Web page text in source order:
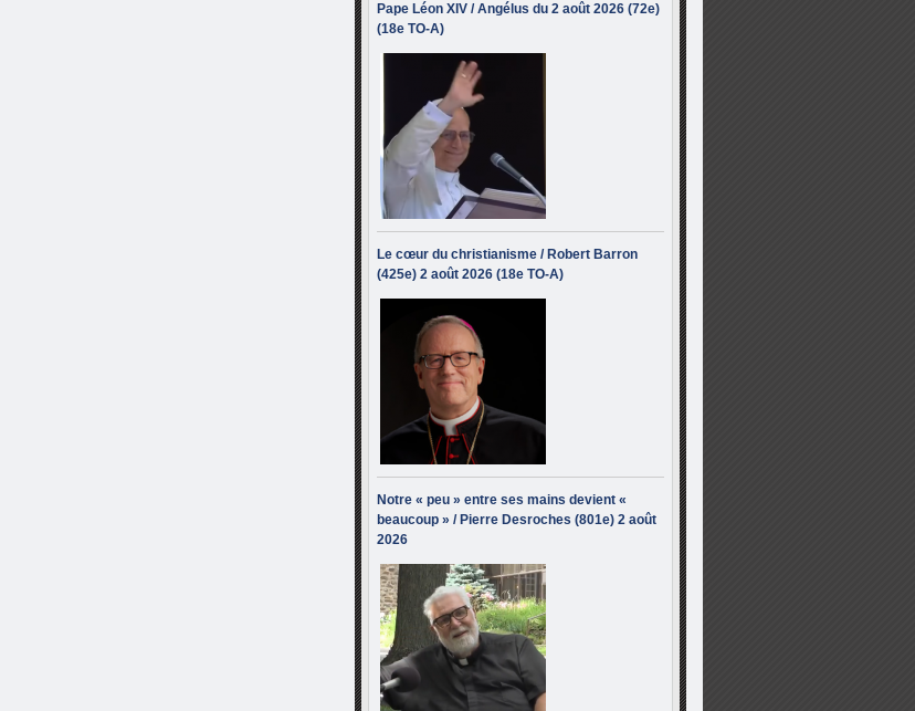
Pape Léon XIV / Angélus du 2 août 2026 (72e)
(18e TO-A)
Le cœur du christianisme / Robert Barron
(425e) 2 août 2026 (18e TO-A)
Notre « peu » entre ses mains devient «
beaucoup » / Pierre Desroches (801e) 2 août
2026